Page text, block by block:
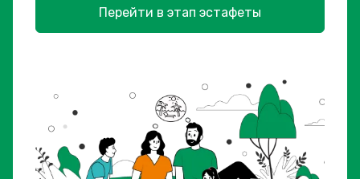
Перейти в этап эстафеты